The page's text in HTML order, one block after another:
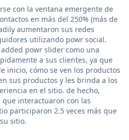
con la ventana emergente de
en más del 250% (más de
aumentaron sus redes
utilizando powr social.
powr slider como una
a sus clientes, ya que
inicio, cómo se ven los productos
sus productos y les brinda a los
en el sitio. de hecho,
interactuaron con las
participaron 2.5 veces más que
sitio.